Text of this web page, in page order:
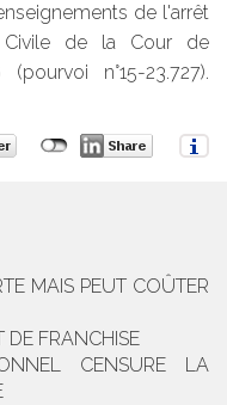
de l'arrêt
de la Cour de
n°15-23.727).
MAIS PEUT COÛTER
FRANCHISE
CENSURE LA